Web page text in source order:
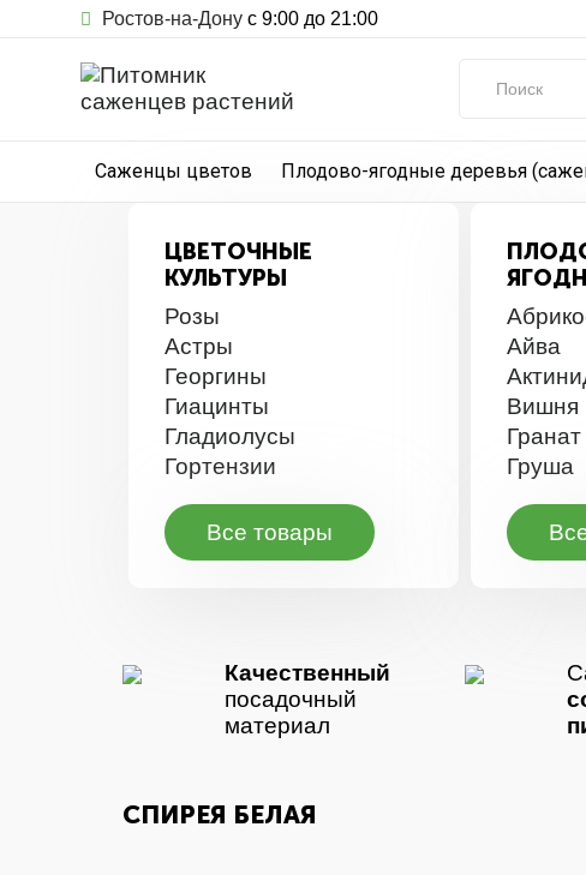
Ростов-на-Дону с 9:00 до 21:00
Саженцы цветов Плодово-ягодные деревья
ЦВЕТОЧНЫЕ
КУЛЬТУРЫ
Розы
Астры
Георгины
Гиацинты
Гладиолусы
Гортензии
Все товары
Айва
Вишня
Гранат
Груша
Качественный
посадочный
материал
СПИРЕЯ БЕЛАЯ